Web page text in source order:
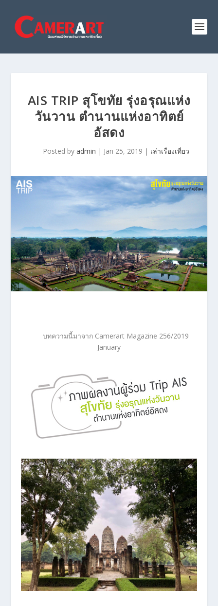
AIS TRIP สุโขทัย รุ่งอรุณแห่ง
วันวาน ตำนานแห่งอาทิตย์
อัสดง
Posted by admin | Jan 25, 2019 | เล่าเรื่องเที่ยว
บทความนี้มาจาก Camerart Magazine 256/2019
January